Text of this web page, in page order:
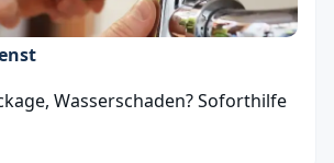
Wasserschaden? Soforthilfe